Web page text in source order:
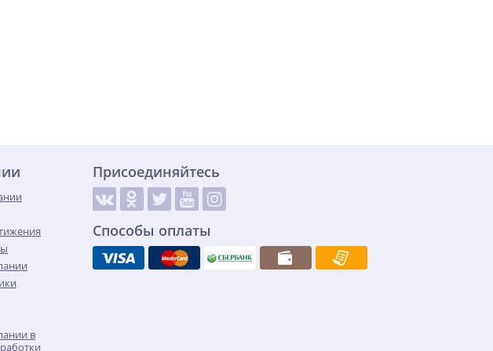
в
Присоединяйтесь
Способы оплаты